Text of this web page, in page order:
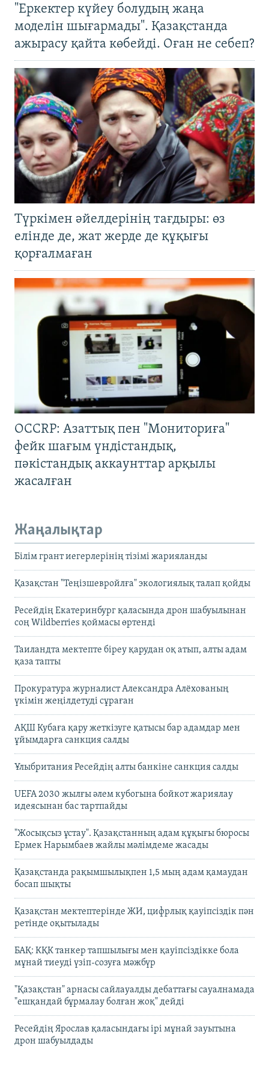
"Еркектер күйеу болудың жаңа
моделін шығармады". Қазақстанда
ажырасу қайта көбейді. Оған не себеп?
Түркімен әйелдерінің тағдыры: өз
елінде де, жат жерде де құқығы
қорғалмаған
OCCRP: Азаттық пен "Мониториға"
фейк шағым үндістандық,
пәкістандық аккаунттар арқылы
жасалған
Жаңалықтар
Білім грант иегерлерінің тізімі жарияланды
Қазақстан "Теңізшевройлға" экологиялық талап қойды
Ресейдің Екатеринбург қаласында дрон шабуылынан
соң Wildberries қоймасы өртенді
Таиландта мектепте біреу қарудан оқ атып, алты адам
қаза тапты
Прокуратура журналист Александра Алёхованың
үкімін жеңілдетуді сұраған
АҚШ Кубаға қару жеткізуге қатысы бар адамдар мен
ұйымдарға санкция салды
Ұлыбритания Ресейдің алты банкіне санкция салды
UEFA 2030 жылғы әлем кубогына бойкот жариялау
идеясынан бас тартпайды
"Жосықсыз ұстау". Қазақстанның адам құқығы бюросы
Ермек Нарымбаев жайлы мәлімдеме жасады
Қазақстанда рақымшылықпен 1,5 мың адам қамаудан
босап шықты
Қазақстан мектептерінде ЖИ, цифрлық қауіпсіздік пән
ретінде оқытылады
БАҚ: КҚК танкер тапшылығы мен қауіпсіздікке бола
мұнай тиеуді үзіп-созуға мәжбүр
"Қазақстан" арнасы сайлауалды дебаттағы сауалнамада
"ешқандай бұрмалау болған жоқ" дейді
Ресейдің Ярослав қаласындағы ірі мұнай зауытына
дрон шабуылдады